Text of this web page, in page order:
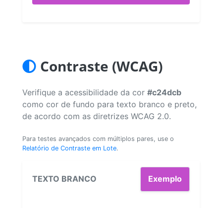
Contraste (WCAG)
Verifique a acessibilidade da cor #c24dcb
como cor de fundo para texto branco e preto,
de acordo com as diretrizes WCAG 2.0.
Para testes avançados com múltiplos pares, use o
Relatório de Contraste em Lote.
TEXTO BRANCO Exemplo